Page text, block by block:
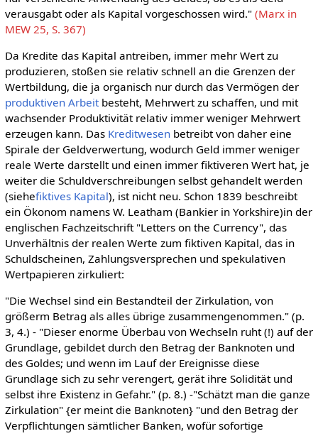
verausgabt oder als Kapital vorgeschossen wird." (Marx in
MEW 25, S. 367)
Da Kredite das Kapital antreiben, immer mehr Wert zu
produzieren, stoßen sie relativ schnell an die Grenzen der
Wertbildung, die ja organisch nur durch das Vermögen der
produktiven Arbeitbesteht, Mehrwert zu schaffen, und mit
wachsender Produktivität relativ immer weniger Mehrwert
erzeugen kann. Das Kreditwesenbetreibt von daher eine
Spirale der Geldverwertung, wodurch Geld immer weniger
reale Werte darstellt und einen immer fiktiveren Wert hat, je
weiter die Schuldverschreibungen selbst gehandelt werden
(siehefiktives Kapital), ist nicht neu. Schon 1839 beschreibt
ein Ökonom namens W. Leatham (Bankier in Yorkshire)in der
englischen Fachzeitschrift "Letters on the Currency", das
Unverhältnis der realen Werte zum fiktiven Kapital, das in
Schuldscheinen, Zahlungsversprechen und spekulativen
Wertpapieren zirkuliert:
"Die Wechsel sind ein Bestandteil der Zirkulation, von
größerm Betrag als alles übrige zusammengenommen." (p.
3, 4.) - "Dieser enorme Überbau von Wechseln ruht (!) auf der
Grundlage, gebildet durch den Betrag der Banknoten und
des Goldes; und wenn im Lauf der Ereignisse diese
Grundlage sich zu sehr verengert, gerät ihre Solidität und
selbst ihre Existenz in Gefahr." (p. 8.) -"Schätzt man die ganze
Zirkulation" {er meint die Banknoten} "und den Betrag der
Verpflichtungen sämtlicher Banken, wofür sofortige